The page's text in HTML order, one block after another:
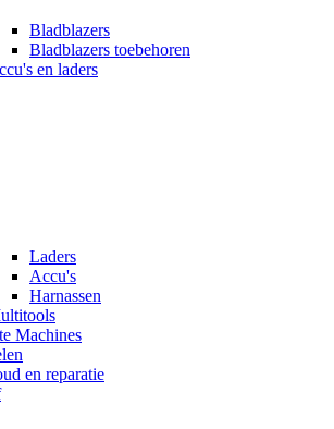
Bladblazers
Bladblazers toebehoren
en laders
Laders
Accu's
Harnassen
Machines
en reparatie